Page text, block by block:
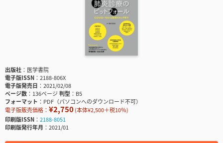
出版社
医学書院
電子版ISSN
2188-806X
電子版発売日
2021/02/08
ページ数
136ページ判型
B5
フォーマット
PDF（パソコンへのダウンロード不可）
電子版販売価格： ¥2,750(本体¥2,500＋税10％)
印刷版ISSN
2188-8051
印刷版発行年月
2021/01